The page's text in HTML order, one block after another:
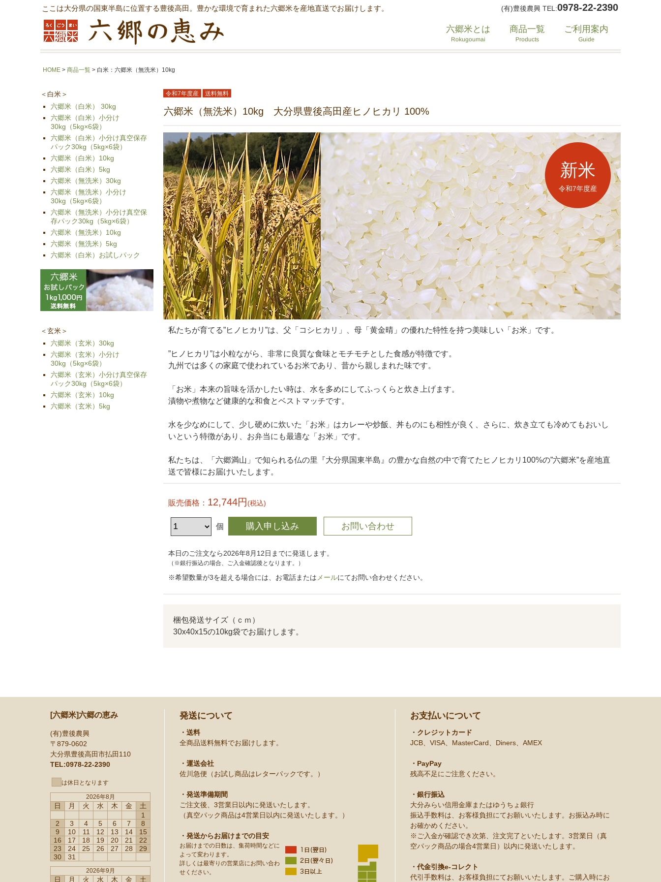
(有)豊後農興 TEL:0978-22-2390
ここは大分県の国東半島に位置する豊後高田。豊かな環境で育まれた六郷米を産地直送でお届けします。
六郷米とは
Rokugoumai
商品一覧
Products
ご利用案内
Guide
HOME > 商品一覧 > 白米：六郷米（無洗米）10kg
令和7年度産 送料無料
六郷米（無洗米）10kg 大分県豊後高田産ヒノヒカリ 100%
新米
令和7年度産
私たちが育てる”ヒノヒカリ”は、父「コシヒカリ」、母「黄金晴」の優れた特性を持つ美味しい「お米」です。
”ヒノヒカリ”は小粒ながら、非常に良質な食味とモチモチとした食感が特徴です。
九州では多くの家庭で使われているお米であり、昔から親しまれた味です。
「お米」本来の旨味を活かしたい時は、水を多めにしてふっくらと炊き上げます。
漬物や煮物など健康的な和食とベストマッチです。
水を少なめにして、少し硬めに炊いた「お米」はカレーや炒飯、丼ものにも相性が良く、さらに、炊き立ても冷めてもおいし
いという特徴があり、お弁当にも最適な「お米」です。
私たちは、「六郷満山」で知られる仏の里『大分県国東半島』の豊かな自然の中で育てたヒノヒカリ100%の”六郷米”を産地直
送で皆様にお届けいたします。
販売価格： 12,744円(税込)
個
本日のご注文なら2026年8月12日までに発送します。
（※銀行振込の場合、ご入金確認後となります。）
※希望数量が3を超える場合には、お電話または メールにてお問い合わせください。
梱包発送サイズ（ｃｍ）
30x40x15の10kg袋でお届けします。
＜白米＞
六郷米（白米） 30kg
六郷米（白米）小分け
30kg（5kg×6袋）
六郷米（白米）小分け真空保存
パック30kg（5kg×6袋）
六郷米（白米）10kg
六郷米（白米）5kg
六郷米（無洗米）30kg
六郷米（無洗米）小分け
30kg（5kg×6袋）
六郷米（無洗米）小分け真空保
存パック30kg（5kg×6袋）
六郷米（無洗米）10kg
六郷米（無洗米）5kg
六郷米（白米）お試しパック
＜玄米＞
六郷米（玄米）30kg
六郷米（玄米）小分け
30kg（5kg×6袋）
六郷米（玄米）小分け真空保存
パック30kg（5kg×6袋）
六郷米（玄米）10kg
六郷米（玄米）5kg
[六郷米]六郷の恵み
(有)豊後農興
〒879-0602
大分県豊後高田市払田110
TEL:0978-22-2390
は休日となります
2026年8月
日 月 火 水 木 金
土
1
2
3 4 5 6 7
8
9
10 11 12 13 14
15
16
17 18 19 20 21
22
23
24 25 26 27 28
29
30
31
2026年9月
日 月 火 水 木 金 土
発送について
・送料
全商品送料無料でお届けします。
・運送会社
佐川急便（お試し商品はレターパックです。）
・発送準備期間
ご注文後、3営業日以内に発送いたします。
（真空パック商品は4営業日以内に発送いたします。）
・発送からお届けまでの目安
お届けまでの日数は、集荷時間などに
よって変わります。
詳しくは最寄りの営業店にお問い合わ
せください。
お支払いについて
・クレジットカード
JCB、VISA、MasterCard、Diners、AMEX
・PayPay
残高不足にご注意ください。
・銀行振込
大分みらい信用金庫またはゆうちょ銀行
振込手数料は、お客様負担にてお願いいたします。お振込み時に
お確かめください。
※ご入金が確認でき次第、注文完了といたします。3営業日（真
空パック商品の場合4営業日）以内に発送いたします。
・代金引換e-コレクト
代引手数料は、お客様負担にてお願いいたします。ご購入時にお